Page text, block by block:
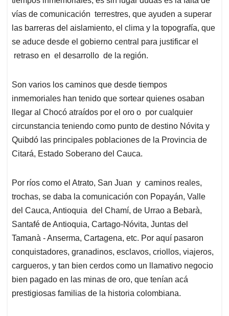
p
p
o
k
I
n
s
vías de comunicación terrestres, que ayuden a superar
las barreras del aislamiento, el clima y la topografía, que
se aduce desde el gobierno central para justificar el
retraso en el desarrollo de la región.
Son varios los caminos que desde tiempos
inmemoriales han tenido que sortear quienes osaban
llegar al Chocó atraídos por el oro o por cualquier
circunstancia teniendo como punto de destino Nóvita y
Quibdó las principales poblaciones de la Provincia de
Citará, Estado Soberano del Cauca.
Por ríos como el Atrato, San Juan y caminos reales,
trochas, se daba la comunicación con Popayán, Valle
del Cauca, Antioquia del Chamí, de Urrao a Bebarà,
Santafé de Antioquia, Cartago-Nóvita, Juntas del
Tamanà - Anserma, Cartagena, etc. Por aquí pasaron
conquistadores, granadinos, esclavos, criollos, viajeros,
cargueros, y tan bien cerdos como un llamativo negocio
bien pagado en las minas de oro, que tenían acá
prestigiosas familias de la historia colombiana.